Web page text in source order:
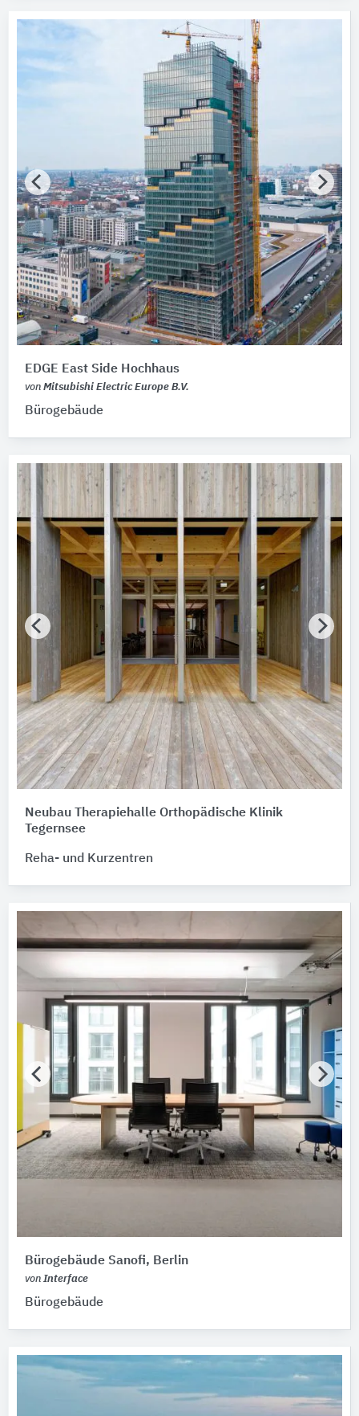
EDGE East Side Hochhaus
von Mitsubishi Electric Europe B.V.
Bürogebäude
Neubau Therapiehalle Orthopädische Klinik
Tegernsee
Reha- und Kurzentren
Bürogebäude Sanofi, Berlin
von Interface
Bürogebäude